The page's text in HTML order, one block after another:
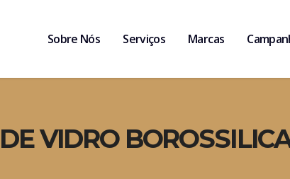
Sobre Nós Serviços Marcas
VIDRO